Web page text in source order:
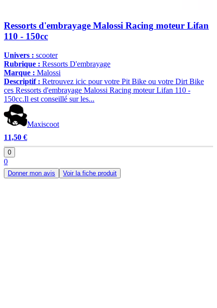
Ressorts d'embrayage Malossi Racing moteur Lifan
110 - 150cc
Univers : scooter
Rubrique : Ressorts D'embrayage
Marque : Malossi
Descriptif : Retrouvez icic pour votre Pit Bike ou votre Dirt Bike
ces Ressorts d'embrayage Malossi Racing moteur Lifan 110 -
150cc.Il est conseillé sur les...
Maxiscoot
11,50 €
0
0
Donner mon avis Voir la fiche produit